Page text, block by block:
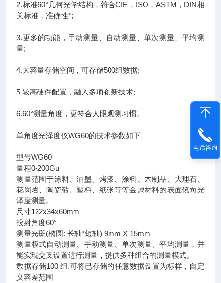
2.标准60°几何光学结构，符合CIE，ISO，ASTM，DIN相
关标准，准确性*;
3.更多的功能，手动测量、自动测量、单次测量、平均测
量;
4.大容量存储空间，可存储500组数据;
5.较高硬件配置，融入多项创新技术;
6.60°测量角度，更符合人眼观测习惯。
单角度光泽度仪WG60的技术参数如下
型号WG60
量程0-200Gu
测量范围于涂料、油墨、烤漆、涂料、木制品、大理石、
花岗岩、陶瓷砖、塑料、纸张等等金属材料的表面镜向光
泽度测量。
尺寸122x34x60mm
投射角度60°
测量光斑(椭圆: 长轴*短轴) 9mm X 15mm
测量模式自动测量、手动测量、单次测量、平均测量，并
能实现交叉设置进行测量，提供多种组合的测量模式。
数据存储100 组.可将已存储的任意数据设置为标样，自定
义容差范围
电话咨询